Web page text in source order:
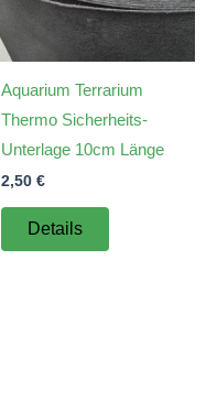
Aquarium Terrarium
Thermo Sicherheits-
Unterlage 10cm Länge
2,50 €
Details